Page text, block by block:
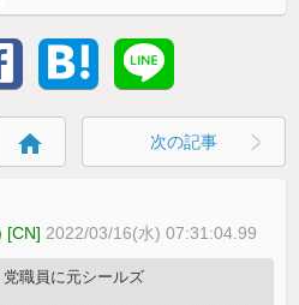
home 次の記事
[CN] 2022/03/16(水) 07:31:04.99
職員に元シールズ